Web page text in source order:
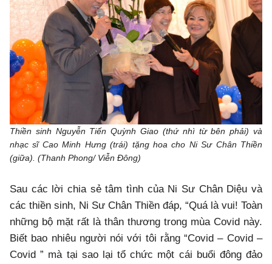
Thiền sinh Nguyễn Tiến Quỳnh Giao (thứ nhì từ bên phải) và
nhạc sĩ Cao Minh Hưng (trái) tặng hoa cho Ni Sư Chân Thiền
(giữa). (Thanh Phong/ Viễn Đông)
Sau các lời chia sẻ tâm tình của Ni Sư Chân Diệu và
các thiền sinh, Ni Sư Chân Thiền đáp, “Quá là vui! Toàn
những bộ mặt rất là thân thương trong mùa Covid này.
Biết bao nhiêu người nói với tôi rằng “Covid – Covid –
Covid ” mà tại sao lại tổ chức một cái buổi đông đảo